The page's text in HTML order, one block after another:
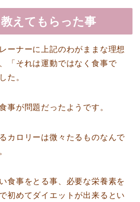
えてもらった事
ーナーに上記のわがままな理想
「それは運動ではなく食事で
た。
事が問題だったようです。
カロリーは微々たるものなんで
食事をとる事、必要な栄養素を
初めてダイエットが出来るとい